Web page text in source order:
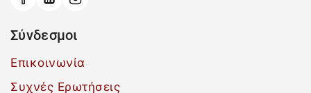
Σύνδεσμοι
Επικοινωνία
Συχνές Ερωτήσεις